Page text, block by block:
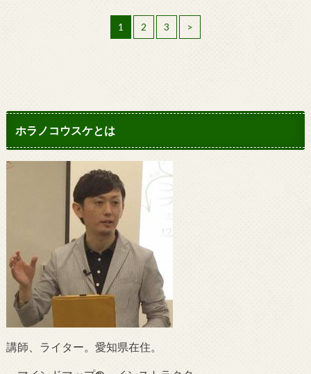
1 2 3 >
ホラノコウスケとは
講師、ライター。愛知県在住。